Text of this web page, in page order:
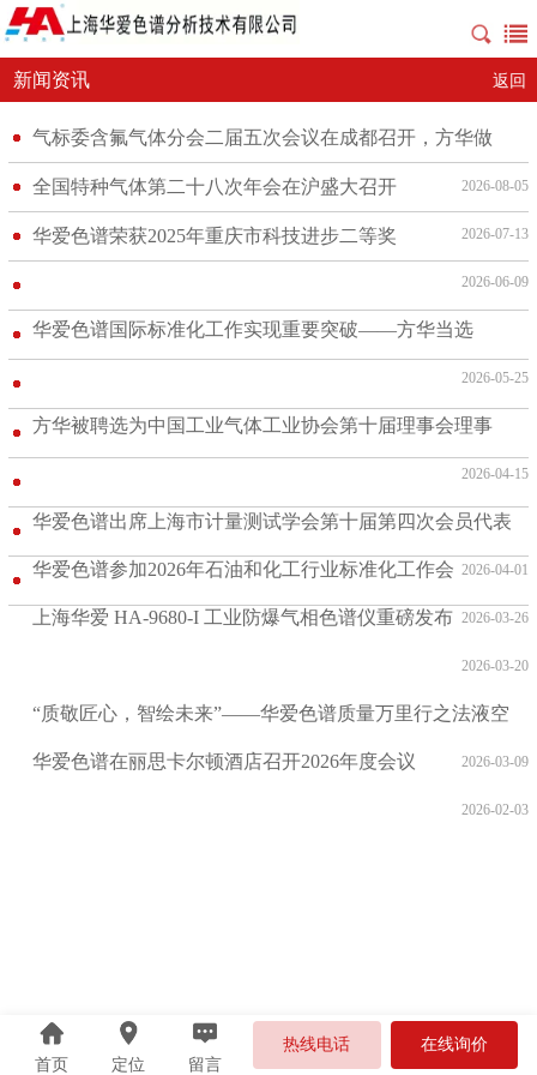
新闻资讯 返回
气标委含氟气体分会二届五次会议在成都召开，方华做
《色谱法测水》技术报告 2026-08-05
全国特种气体第二十八次年会在沪盛大召开
2026-07-13
华爱色谱荣获2025年重庆市科技进步二等奖
2026-06-09
华爱色谱国际标准化工作实现重要突破——方华当选
2026-05-25
方华被聘选为中国工业气体工业协会第十届理事会理事
2026-04-15
华爱色谱出席上海市计量测试学会第十届第四次会员代表
大会 2026-04-01
华爱色谱参加2026年石油和化工行业标准化工作会
2026-03-26
上海华爱 HA-9680-I 工业防爆气相色谱仪重磅发布
2026-03-20
“质敬匠心，智绘未来”——华爱色谱质量万里行之法液空
2026-03-09
华爱色谱在丽思卡尔顿酒店召开2026年度会议
2026-02-03
首页 定位 留言
热线电话 在线询价